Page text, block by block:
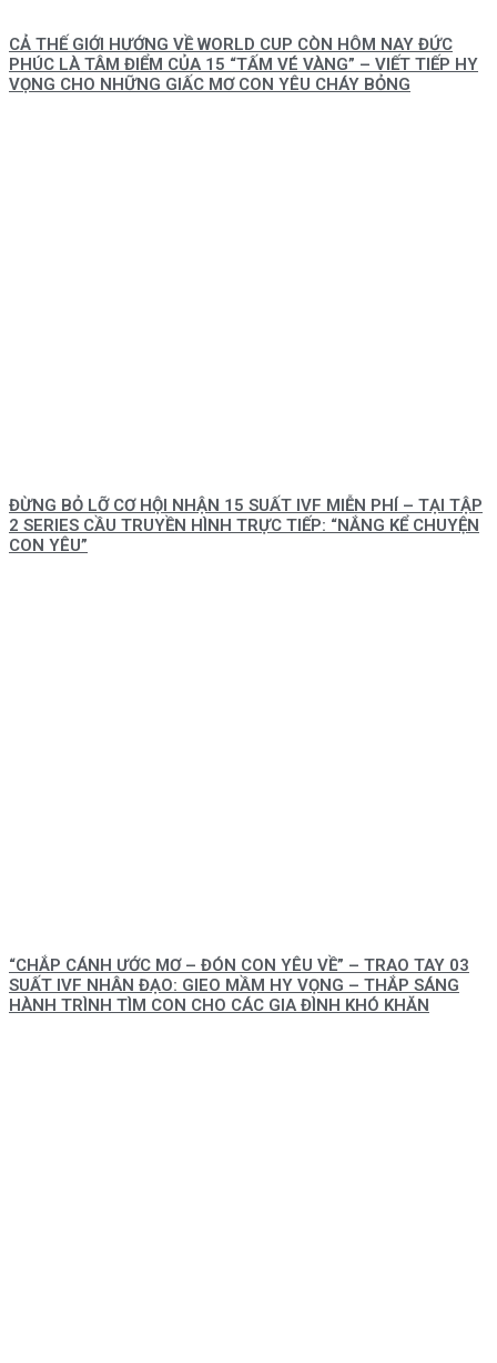
CẢ THẾ GIỚI HƯỚNG VỀ WORLD CUP CÒN HÔM NAY ĐỨC
PHÚC LÀ TÂM ĐIỂM CỦA 15 “TẤM VÉ VÀNG” – VIẾT TIẾP HY
VỌNG CHO NHỮNG GIẤC MƠ CON YÊU CHÁY BỎNG
ĐỪNG BỎ LỠ CƠ HỘI NHẬN 15 SUẤT IVF MIỄN PHÍ – TẠI TẬP
2 SERIES CẦU TRUYỀN HÌNH TRỰC TIẾP: “NẮNG KỂ CHUYỆN
CON YÊU”
“CHẮP CÁNH ƯỚC MƠ – ĐÓN CON YÊU VỀ” – TRAO TAY 03
SUẤT IVF NHÂN ĐẠO: GIEO MẦM HY VỌNG – THẮP SÁNG
HÀNH TRÌNH TÌM CON CHO CÁC GIA ĐÌNH KHÓ KHĂN